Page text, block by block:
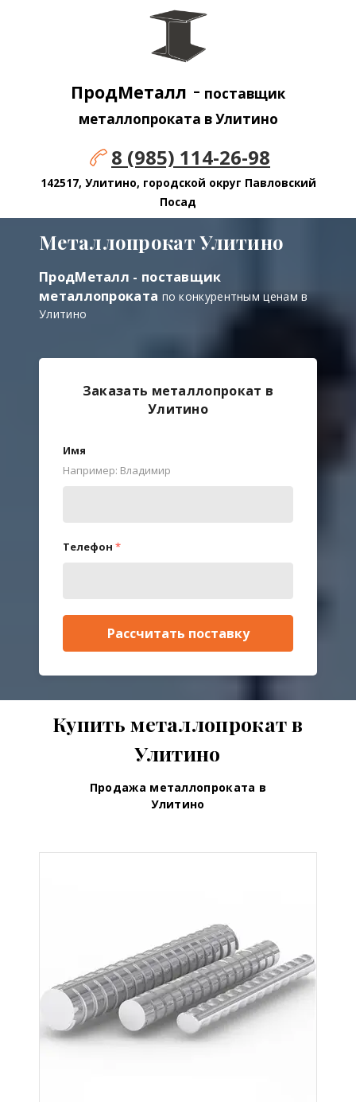
ПродМеталл - поставщик
металлопроката в Улитино
8 (985) 114-26-98
142517, Улитино, городской округ Павловский
Посад
Металлопрокат Улитино
ПродМеталл - поставщик
металлопроката по конкурентным ценам в
Улитино
Заказать металлопрокат в
Улитино
Имя
Например: Владимир
Телефон *
Рассчитать поставку
Купить металлопрокат в
Улитино
Продажа металлопроката в
Улитино